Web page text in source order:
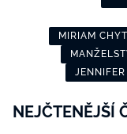
MIRIAM
NEJČTENĚJŠÍ